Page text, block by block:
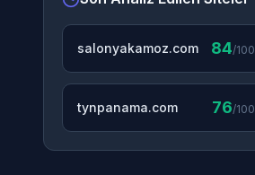
salonyakamoz.com 84/100
tynpanama.com 76/100